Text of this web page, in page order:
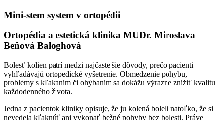
Mini-stem system v ortopédii
Ortopédia a estetická klinika MUDr. Miroslava
Beňová Baloghová
Bolesť kolien patrí medzi najčastejšie dôvody, prečo pacienti
vyhľadávajú ortopedické vyšetrenie. Obmedzenie pohybu,
problémy s kľakaním či ohýbaním sa dokážu výrazne znížiť kvalitu
každodenného života.
Jedna z pacientok kliniky opisuje, že ju kolená boleli natoľko, že si
nevedela kľaknúť ani vykonať bežné pohyby bez bolesti. Práve